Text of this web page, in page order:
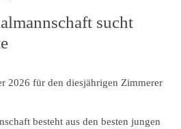
sucht
2026 für den diesjährigen Zimmerer
besteht aus den besten jungen